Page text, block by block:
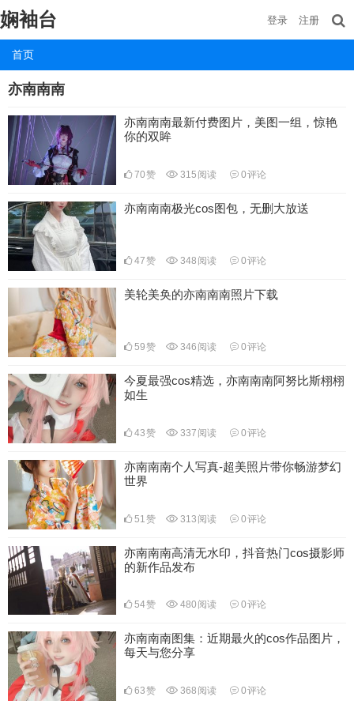
娴袖台
首页
登录 注册
亦南南南
亦南南南最新付费图片，美图一组，惊艳
你的双眸
70赞 315 阅读 0评论
亦南南南极光cos图包，无删大放送
47赞 348 阅读 0评论
美轮美奂的亦南南南照片下载
59赞 346 阅读 0评论
今夏最强cos精选，亦南南南阿努比斯栩栩
如生
43赞 337 阅读 0评论
亦南南南个人写真-超美照片带你畅游梦幻
世界
51 赞 313 阅读 0评论
亦南南南高清无水印，抖音热门cos摄影师
的新作品发布
54赞 480 阅读 0评论
亦南南南图集：近期最火的cos作品图片，
每天与您分享
63赞 368 阅读 0评论